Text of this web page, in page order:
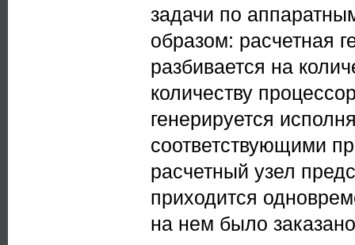
задачи по
образом: расчетная
разбивается на
количеству
генерируется
соответствующими
расчетный узел
приходится
на нем было